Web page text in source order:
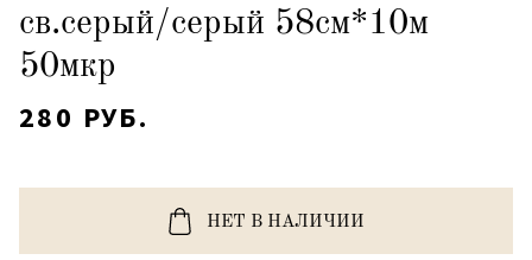
св.серый/серый 58см*10м
50мкр
280 РУБ.
НЕТ В НАЛИЧИИ